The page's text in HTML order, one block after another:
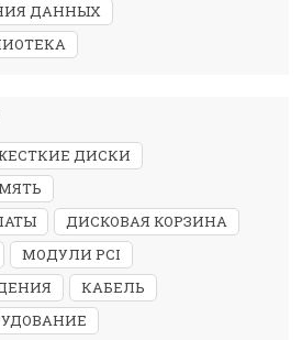
ДАННЫХ
ДИСКИ
ДИСКОВАЯ КОРЗИНА
МОДУЛИ PCI
КАБЕЛЬ